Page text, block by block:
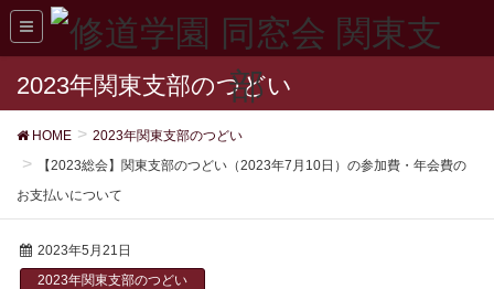
2023年関東支部のつどい
HOME
2023年関東支部のつどい
【2023総会】関東支部のつどい（2023年7月10日）の参加費・年会費の
お支払いについて
2023年5月21日
2023年関東支部のつどい